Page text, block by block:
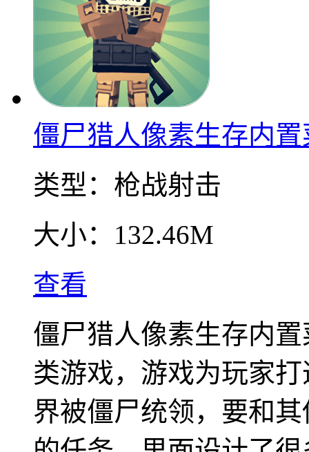
僵尸猎人像素生存内
类型： 枪战射击
大小： 132.46M
查看
僵尸猎人像素生存内
类游戏，游戏为玩家
界被僵尸统领，要和